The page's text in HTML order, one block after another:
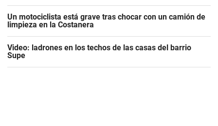
Un motociclista está grave tras chocar con un camión de
limpieza en la Costanera
Video: ladrones en los techos de las casas del barrio
Supe